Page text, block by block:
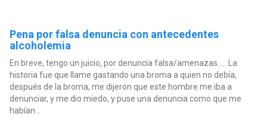
Pena por falsa denuncia con antecedentes
alcoholemia
En breve, tengo un juicio, por denuncia falsa/amenazas..... La
historia fue que llame gastando una broma a quien no debía,
después de la broma, me dijeron que este hombre me iba a
denunciar, y me dio miedo, y puse una denuncia como que me
habían...